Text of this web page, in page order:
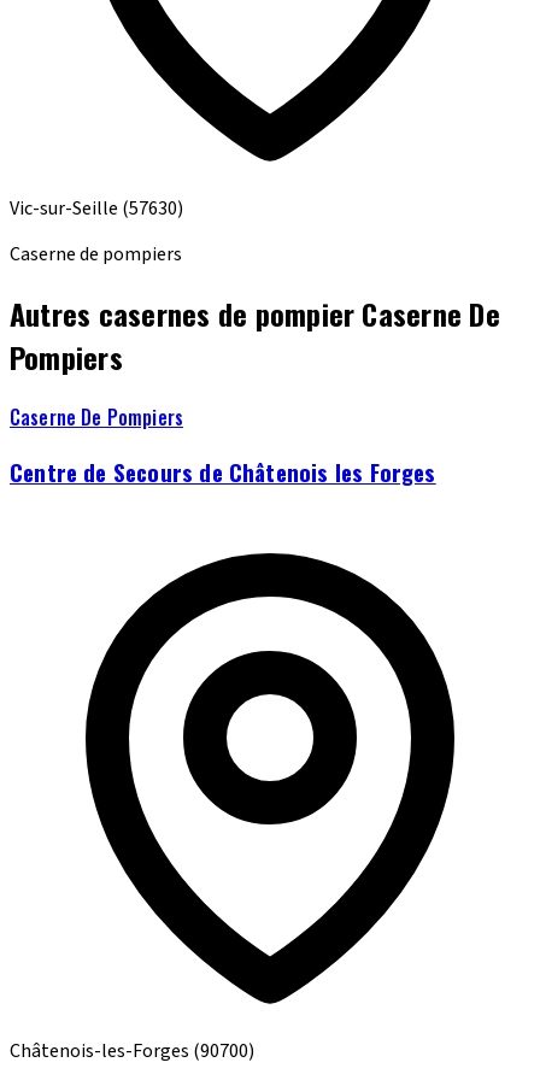
Vic-sur-Seille (57630)
Caserne de pompiers
Autres casernes de pompier Caserne De
Pompiers
Caserne De Pompiers
Centre de Secours de Châtenois les Forges
Châtenois-les-Forges (90700)